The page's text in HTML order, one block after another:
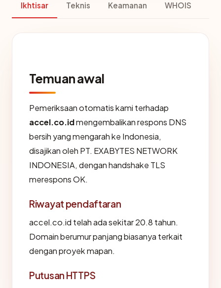
Ikhtisar Teknis Keamanan WHOIS
Temuan awal
Pemeriksaan otomatis kami terhadap
accel.co.idmengembalikan respons DNS
bersih yang mengarah ke Indonesia,
disajikan oleh PT. EXABYTES NETWORK
INDONESIA, dengan handshake TLS
merespons OK.
Riwayat pendaftaran
accel.co.id telah ada sekitar 20.8 tahun.
Domain berumur panjang biasanya terkait
dengan proyek mapan.
Putusan HTTPS